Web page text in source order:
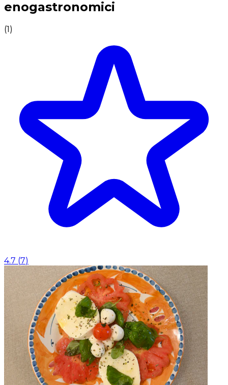
enogastronomici
(1)
4.7 (7)